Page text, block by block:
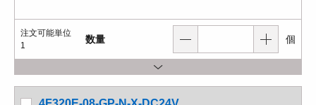
注文可能単位
1
数量 個